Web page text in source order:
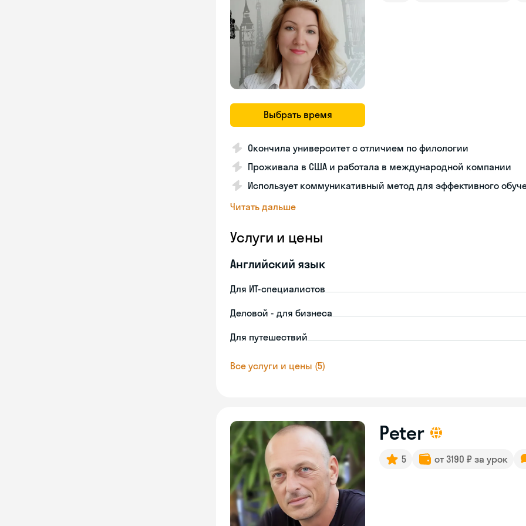
Выбрать время
Окончила университет с отличием по филологии
Проживала в США и работала в международной компании
Использует коммуникативный метод для эффективного
Читать дальше
Услуги и цены
Английский язык
Для ИТ-специалистов
Деловой - для бизнеса
Для путешествий
Все услуги и цены (5)
Peter
5 от 3190 ₽ за урок